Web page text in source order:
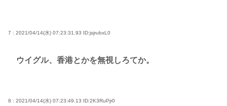
7 : 2021/04/14(水) 07:23:31.93 ID:jsjrubxL0
ウイグル、香港とかを無視しろてか。
8 : 2021/04/14(水) 07:23:49.13 ID:2K3RuPjr0